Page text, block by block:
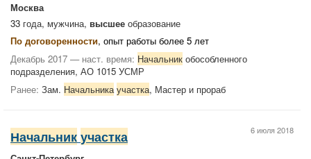
Москва
33 года, мужчина, высшее образование
По договоренности, опыт работы более 5 лет
Декабрь 2017 — наст. время: Начальник обособленного
подразделения, АО 1015 УСМР
Ранее: Зам. Начальника участка, Мастер и прораб
6 июля 2018
Начальник участка